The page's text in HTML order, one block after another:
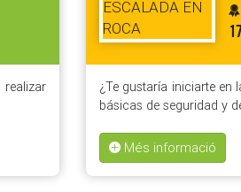
¿Te gustaría iniciarte en
básicas de seguridad y
Més informació